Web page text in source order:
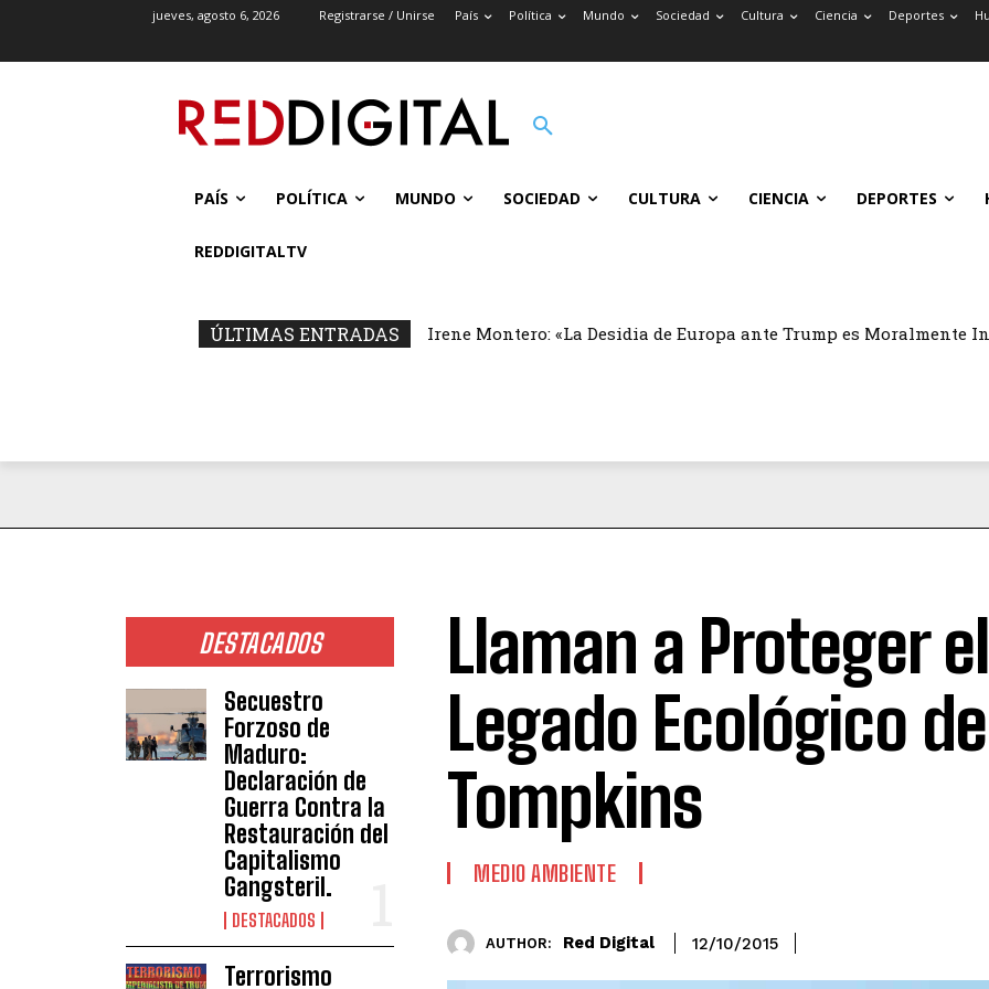
jueves, agosto 6, 2026 Registrarse / Unirse País Política Mundo Sociedad Cultura Ciencia Deportes
PAÍS POLÍTICA MUNDO SOCIEDAD CULTURA CIENCIA DEPORTES
REDDIGITALTV
ÚLTIMAS ENTRADAS Irene Montero: «La Desidia de Europa ante Trump es Moralmente
DESTACADOS
Secuestro
Forzoso de
Maduro:
Declaración de
Guerra Contra la
Restauración del
Capitalismo
Gangsteril.
DESTACADOS
Terrorismo
Llaman a Proteger el
Legado Ecológico de
Tompkins
MEDIO AMBIENTE
AUTHOR: Red Digital 12/10/2015